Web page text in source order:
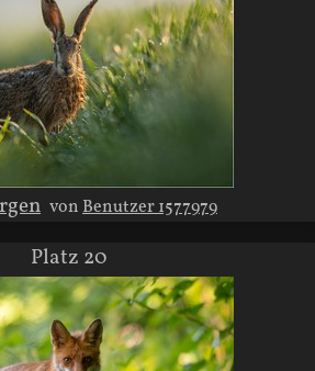
vonBenutzer 1577979
Platz 20